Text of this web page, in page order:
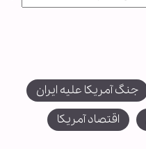
جنگ آمریکا علیه ایران
اقتصاد آمریکا